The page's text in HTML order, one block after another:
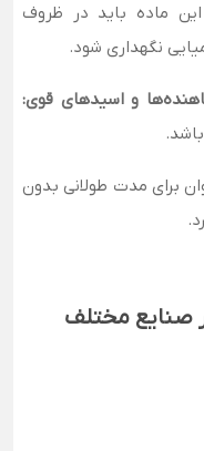
این ماده باید در ظروف
نگهداری شود.
و اسیدهای قوی:
برای مدت طولانی بدون